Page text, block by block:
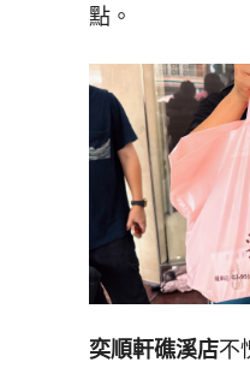
點。
奕順軒礁溪店不